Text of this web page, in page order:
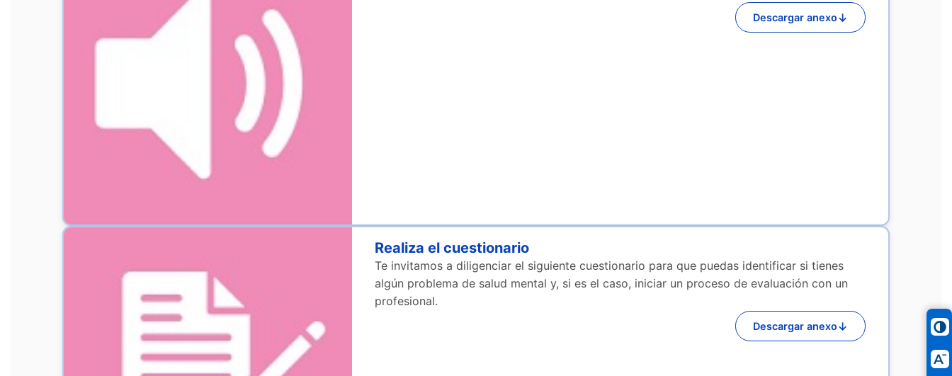
Descargar anexo↓
Realiza el cuestionario
Te invitamos a diligenciar el siguiente cuestionario para que puedas identificar si tienes
algún problema de salud mental y, si es el caso, iniciar un proceso de evaluación con un
profesional.
Descargar anexo↓